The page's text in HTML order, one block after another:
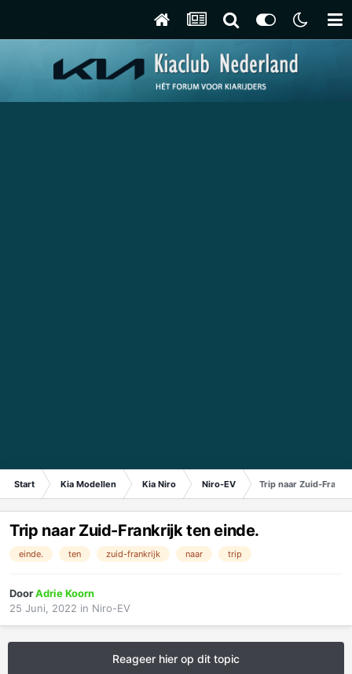
Start Kia Modellen Kia Niro Niro-EV Trip naar Zuid-
Trip naar Zuid-Frankrijk ten einde.
einde. ten zuid-frankrijk naar trip
DoorAdrie Koorn
25 Juni, 2022 in Niro-EV
Reageer hier op dit topic